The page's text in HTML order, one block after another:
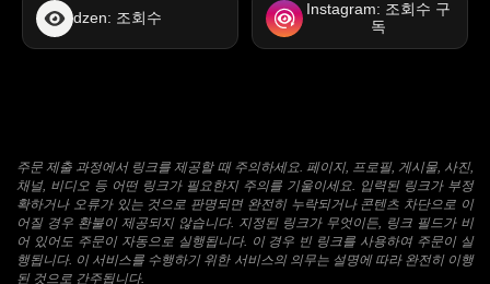
dzen: 조회수
Instagram: 조회수 구
독
주문 제출 과정에서 링크를 제공할 때 주의하세요. 페이지, 프로필, 게시물, 사진,
채널, 비디오 등 어떤 링크가 필요한지 주의를 기울이세요. 입력된 링크가 부정
확하거나 오류가 있는 것으로 판명되면 완전히 누락되거나 콘텐츠 차단으로 이
어질 경우 환불이 제공되지 않습니다. 지정된 링크가 무엇이든, 링크 필드가 비
어 있어도 주문이 자동으로 실행됩니다. 이 경우 빈 링크를 사용하여 주문이 실
행됩니다. 이 서비스를 수행하기 위한 서비스의 의무는 설명에 따라 완전히 이행
된 것으로 간주됩니다.